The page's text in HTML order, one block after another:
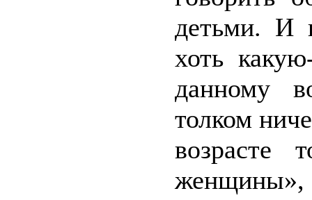
детьми. И
хоть
данному
толком
возрасте
женщины»,